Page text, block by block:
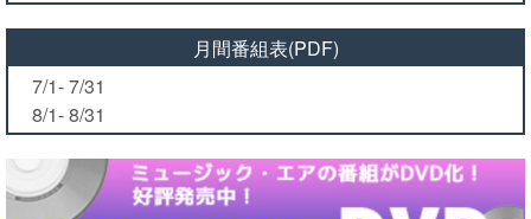
月間番組表(PDF)
7/1- 7/31
8/1- 8/31